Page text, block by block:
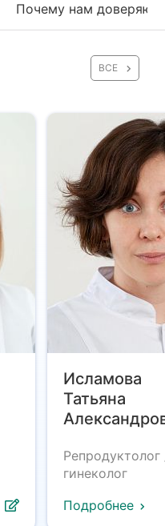
Почему нам доверяют
ВСЕ
Исламова
Татьяна
гинеколог
Подробнее